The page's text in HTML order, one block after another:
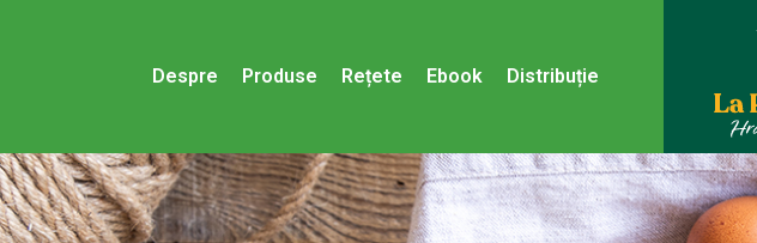
Despre Produse Rețete Ebook Distribuție